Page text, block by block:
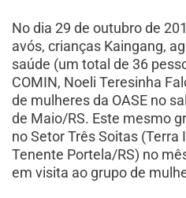
No dia 29 de outubro de
avós, crianças Kaingang,
saúde (um total de 36
COMIN, Noeli Teresinha
de mulheres da OASE no
de Maio/RS. Este mesmo
no Setor Três Soitas (Terra
Tenente Portela/RS) no
em visita ao grupo de